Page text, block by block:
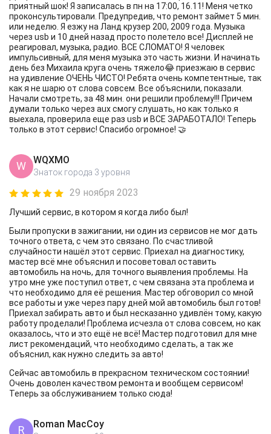
приятный шок! Я записалась в пн на 17:00, 16.11! Меня четко
проконсультировали. Предупредив, что ремонт займет 5 мин.
или неделю. Я езжу на Ланд крузер 200, 2009 года. Музыка
через usb и 10 дней назад просто полетело все! Дисплей не
реагировал, музыка, радио. ВСЕ СЛОМАТО! Я человек
импульсивный, для меня музыка это часть жизни. И начинать
день без Михаила круга очень тяжело😂 приезжаю в сервис
на удивление ОЧЕНЬ ЧИСТО! Ребята очень компетентные, так
как я не шарю от слова совсем. Все объяснили, показали.
Начали смотреть, за 48 мин. они решили проблему!!! Причем
думали только через aux смогу слушать, но как только я
выехала, проверила еще раз usb и ВСЕ ЗАРАБОТАЛО! Теперь
только в этот сервис! Спасибо огромное! 🤝
W WQXMO
Знаток города 3 уровня
29 ноября 2023
Лучший сервис, в котором я когда либо был!
Были пропуски в зажигании, ни один из сервисов не мог дать
точного ответа, с чем это связано. По счастливой
случайности нашёл этот сервис. Приехал на диагностику,
мастер всё мне объяснил и посоветовал оставить
автомобиль на ночь, для точного выявления проблемы. На
утро мне уже поступил ответ, с чем связана эта проблема и
что необходимо для её решения. Мастер обговорил со мной
все работы и уже через пару дней мой автомобиль был готов!
Приехал забирать авто и был несказанно удивлён тому, какую
работу проделали! Проблема исчезла от слова совсем, но как
оказалось, что и это ещё не всё! Мастер подготовил для мне
лист рекомендаций, что необходимо сделать, а так же
объяснил, как нужно следить за авто!
Сейчас автомобиль в прекрасном техническом состоянии!
Очень доволен качеством ремонта и вообщем сервисом!
Теперь за обслуживанием только сюда!
R Roman MacCoy